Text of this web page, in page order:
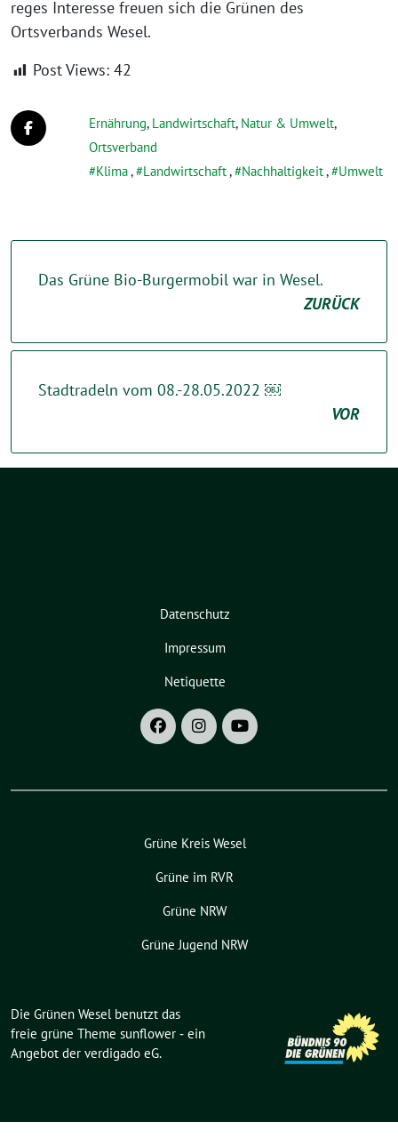
reges Interesse freuen sich die Grünen des
Ortsverbands Wesel.
Post Views: 42
Ernährung, Landwirtschaft, Natur & Umwelt,
Ortsverband
Klima, Landwirtschaft, Nachhaltigkeit, Umwelt
Das Grüne Bio-Burgermobil war in Wesel.
ZURÜCK
Stadtradeln vom 08.-28.05.2022 ￼
VOR
Datenschutz
Impressum
Netiquette
Grüne Kreis Wesel
Grüne im RVR
Grüne NRW
Grüne Jugend NRW
Die Grünen Wesel benutzt das
freie grüne Theme sunflower ‐ ein
Angebot der verdigado eG.